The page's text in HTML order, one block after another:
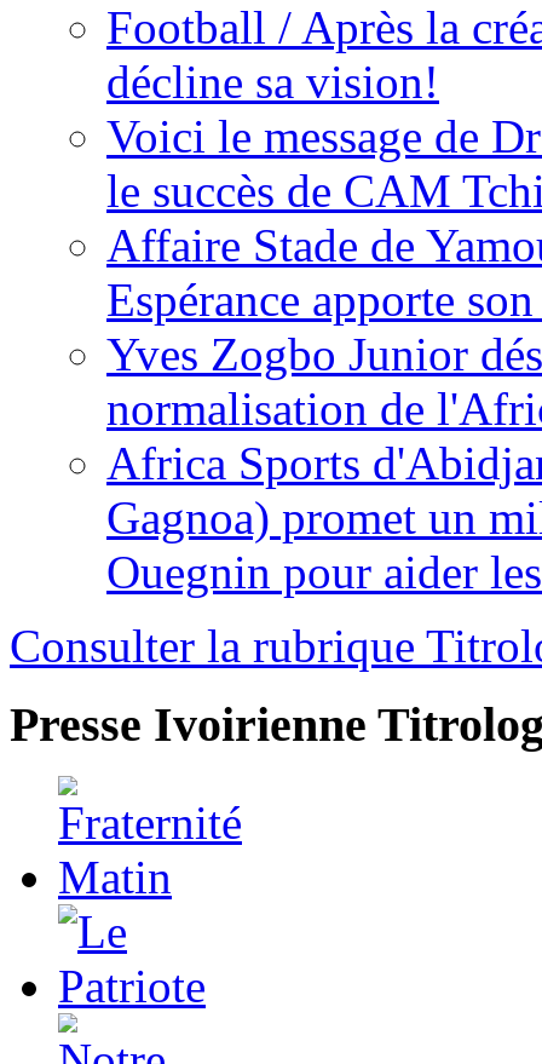
Football / Après la
décline sa vision!
Voici le message de
le succès de CAM
Affaire Stade de
Espérance apporte
Yves Zogbo Junior
normalisation de
Africa Sports
Gagnoa) promet un
Ouegnin pour aider
Consulter la rubrique
Presse Ivoirienne